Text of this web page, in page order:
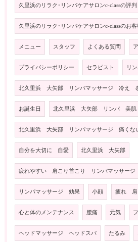
久里浜のリラク･リンパケアサロンc-classの評判
久里浜のリラク･リンパケアサロンc-classのお
メニュー スタッフ よくある質問
プライバシーポリシー セラピスト リ
北久里浜 大矢部 リンパマッサージ 冷え
お誕生日 北久里浜 大矢部 リンパ 美
北久里浜 大矢部 リンパマッサージ 痛くな
自分を大切に 自愛 北久里浜 大矢部
疲れやすい 肩こり首こり リンパマッサージ
リンパマッサージ 効果 小顔 疲れ 肩
心と体のメンテナンス 腰痛 元気
ヘッドマッサージ ヘッドスパ たるみ